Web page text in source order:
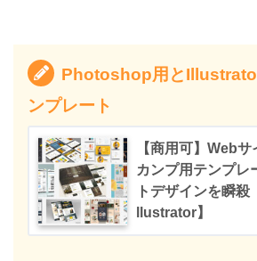
Photoshop用と
ンプレート
【商用可】Web
カンプ用テンプレ
トデザインを瞬
llustrator】